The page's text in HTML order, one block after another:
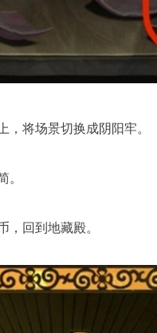
，将场景切换成阴阳牢。
。
，回到地藏殿。